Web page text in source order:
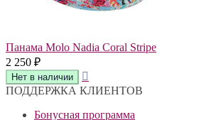
Панама Molo Nadia Coral Stripe
2 250 ₽
ПОДДЕРЖКА КЛИЕНТОВ
Бонусная программа